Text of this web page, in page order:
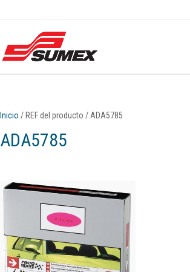
Inicio / REF del producto / ADA5785
ADA5785